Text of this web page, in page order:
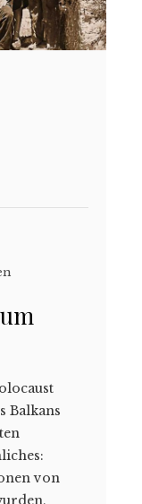
Balkans
von